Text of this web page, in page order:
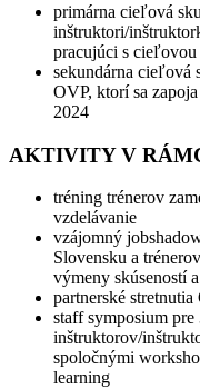
primárna cieľová
inštruktori/
pracujúci s
sekundárna cieľová
OVP, ktorí sa
2024
AKTIVITY V
tréning trénerov
vzdelávanie
vzájomný
Slovensku a
výmeny skúseností
partnerské
staff symposium pre
inštruktorov/
spoločnými
learning